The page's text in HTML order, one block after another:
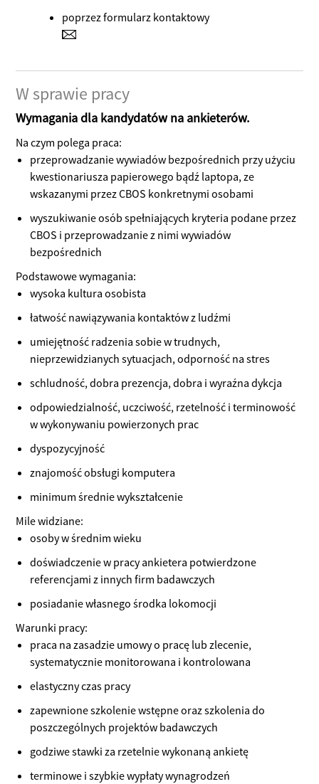
poprzez formularz kontaktowy
W sprawie pracy
Wymagania dla kandydatów na ankieterów.
Na czym polega praca:
przeprowadzanie wywiadów bezpośrednich przy użyciu
kwestionariusza papierowego bądź laptopa, ze
wskazanymi przez CBOS konkretnymi osobami
wyszukiwanie osób spełniających kryteria podane przez
CBOS i przeprowadzanie z nimi wywiadów
bezpośrednich
Podstawowe wymagania:
wysoka kultura osobista
łatwość nawiązywania kontaktów z ludźmi
umiejętność radzenia sobie w trudnych,
nieprzewidzianych sytuacjach, odporność na stres
schludność, dobra prezencja, dobra i wyraźna dykcja
odpowiedzialność, uczciwość, rzetelność i terminowość
w wykonywaniu powierzonych prac
dyspozycyjność
znajomość obsługi komputera
minimum średnie wykształcenie
Mile widziane:
osoby w średnim wieku
doświadczenie w pracy ankietera potwierdzone
referencjami z innych firm badawczych
posiadanie własnego środka lokomocji
Warunki pracy:
praca na zasadzie umowy o pracę lub zlecenie,
systematycznie monitorowana i kontrolowana
elastyczny czas pracy
zapewnione szkolenie wstępne oraz szkolenia do
poszczególnych projektów badawczych
godziwe stawki za rzetelnie wykonaną ankietę
terminowe i szybkie wypłaty wynagrodzeń